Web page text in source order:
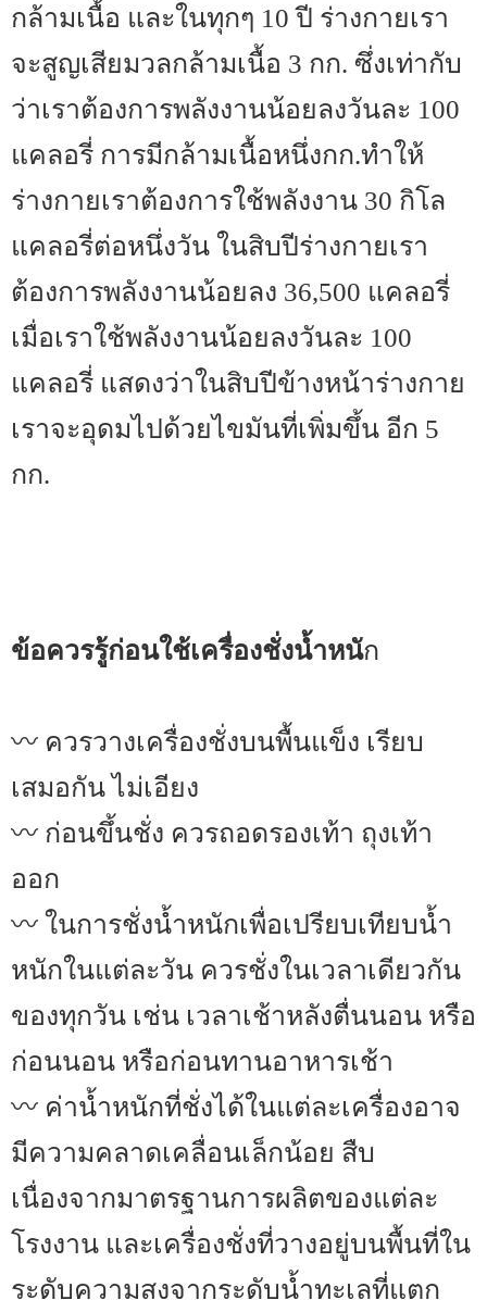
กล้ามเนื้อ และในทุกๆ 10 ปี ร่างกายเรา
จะสูญเสียมวลกล้ามเนื้อ 3 กก. ซึ่งเท่ากับ
ว่าเราต้องการพลังงานน้อยลงวันละ 100
แคลอรี่ การมีกล้ามเนื้อหนึ่งกก.ทำให้
ร่างกายเราต้องการใช้พลังงาน 30 กิโล
แคลอรี่ต่อหนึ่งวัน ในสิบปีร่างกายเรา
ต้องการพลังงานน้อยลง 36,500 แคลอรี่
เมื่อเราใช้พลังงานน้อยลงวันละ 100
แคลอรี่ แสดงว่าในสิบปีข้างหน้าร่างกาย
เราจะอุดมไปด้วยไขมันที่เพิ่มขึ้น อีก 5
กก.
ข้อควรรู้ก่อนใช้เครื่องชั่งน้ำหนัก
〰 ควรวางเครื่องชั่งบนพื้นแข็ง เรียบ
เสมอกัน ไม่เอียง
〰 ก่อนขึ้นชั่ง ควรถอดรองเท้า ถุงเท้า
ออก
〰 ในการชั่งน้ำหนักเพื่อเปรียบเทียบน้ำ
หนักในแต่ละวัน ควรชั่งในเวลาเดียวกัน
ของทุกวัน เช่น เวลาเช้าหลังตื่นนอน หรือ
ก่อนนอน หรือก่อนทานอาหารเช้า
〰 ค่าน้ำหนักที่ชั่งได้ในแต่ละเครื่องอาจ
มีความคลาดเคลื่อนเล็กน้อย สืบ
เนื่องจากมาตรฐานการผลิตของแต่ละ
โรงงาน และเครื่องชั่งที่วางอยู่บนพื้นที่ใน
ระดับความสูงจากระดับน้ำทะเลที่แตก